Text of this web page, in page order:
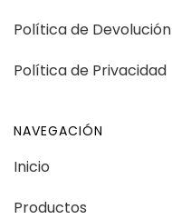
Política de Devolución
Política de Privacidad
NAVEGACIÓN
Inicio
Productos